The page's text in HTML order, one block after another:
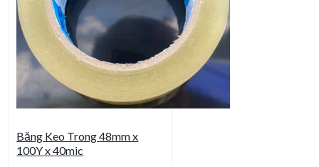
Băng Keo Trong 48mm x
100Y x 40mic